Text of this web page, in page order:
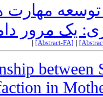
مهارت
یک مرور
[Abstract-FA]
in